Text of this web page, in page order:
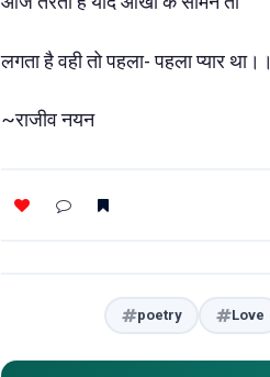
लगता है वही तो पहला- पहला प्यार था।।
~राजीव नयन
poetry Love